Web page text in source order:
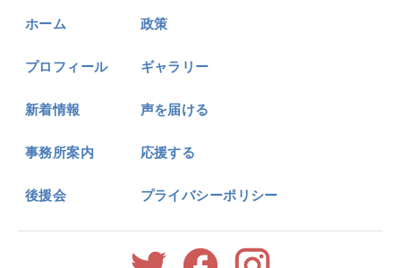
ホーム
プロフィール
新着情報
事務所案内
後援会
政策
ギャラリー
声を届ける
応援する
プライバシーポリシー